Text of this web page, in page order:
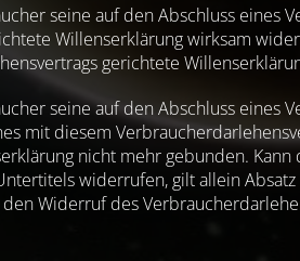
seine auf den Abschluss eines
Willenserklärung wirksam
gerichtete
seine auf den Abschluss eines
mit diesem
nicht mehr gebunden.
widerrufen, gilt allein
den Widerruf des